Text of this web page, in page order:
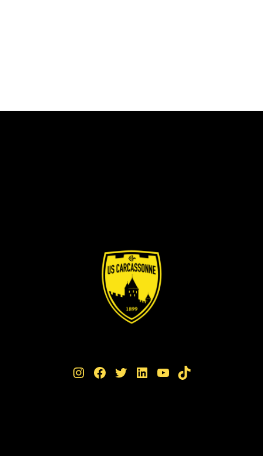
Instagram Facebook Twitter LinkedIn YouTube TikTok